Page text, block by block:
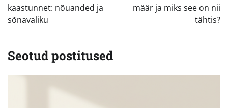
kaastunnet: nõuanded ja
sõnavaliku
määr ja miks see on nii
tähtis?
Seotud postitused